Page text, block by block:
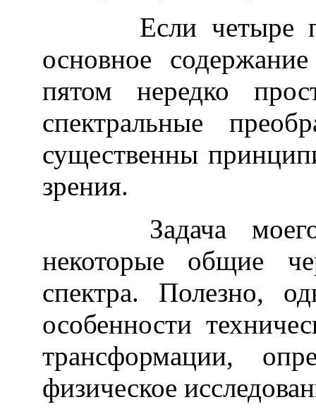
Если четыре
основное
пятом нередко
спектральные
существенны
зрения.
Задача моего
некоторые общие
спектра. Полезно,
особенности
трансформации,
физическое